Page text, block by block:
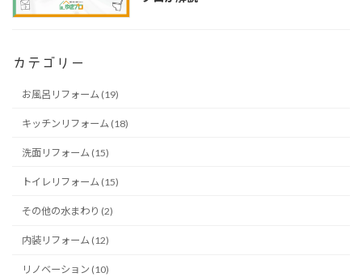
カテゴリー
お風呂リフォーム (19)
キッチンリフォーム (18)
洗面リフォーム (15)
トイレリフォーム (15)
その他の水まわり (2)
内装リフォーム (12)
リノベーション (10)